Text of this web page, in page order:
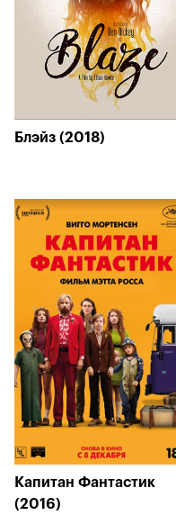
Блэйз (2018)
Капитан Фантастик
(2016)